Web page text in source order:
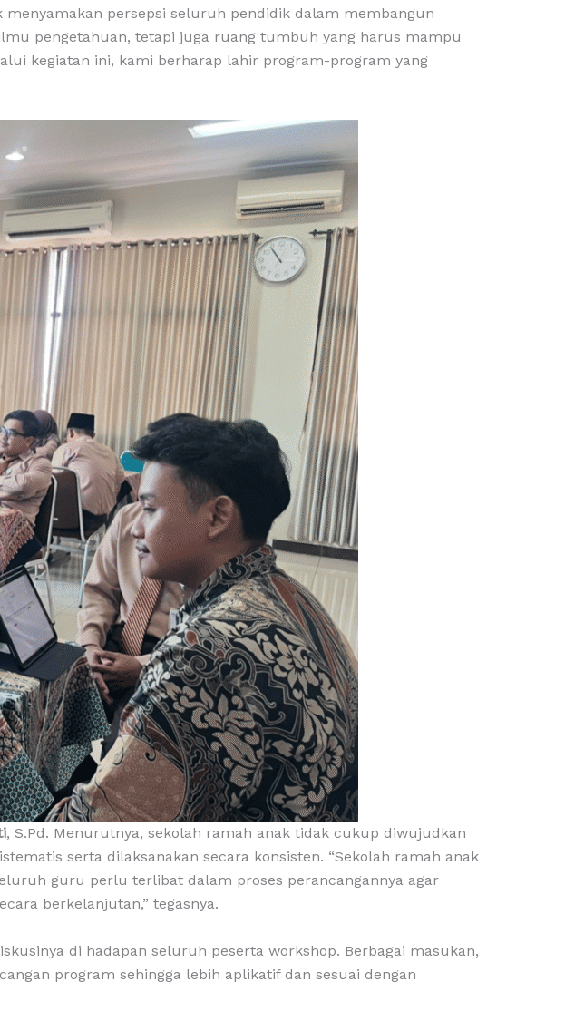
persepsi seluruh pendidik dalam membangun
pengetahuan, tetapi juga ruang tumbuh yang harus mampu
kegiatan ini, kami berharap lahir program-program yang
, S.Pd. Menurutnya, sekolah ramah anak tidak cukup diwujudkan
serta dilaksanakan secara konsisten. “Sekolah ramah anak
guru perlu terlibat dalam proses perancangannya agar
berkelanjutan,” tegasnya.
di hadapan seluruh peserta workshop. Berbagai masukan,
program sehingga lebih aplikatif dan sesuai dengan